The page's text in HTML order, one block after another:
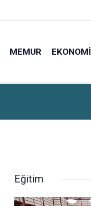
MEMUR EKONOMI
Eğitim